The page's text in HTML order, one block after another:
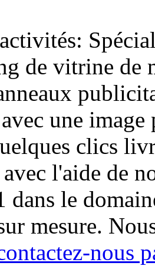
de vitrine de
une
clics
l'aide de
dans le
mesure.
nous